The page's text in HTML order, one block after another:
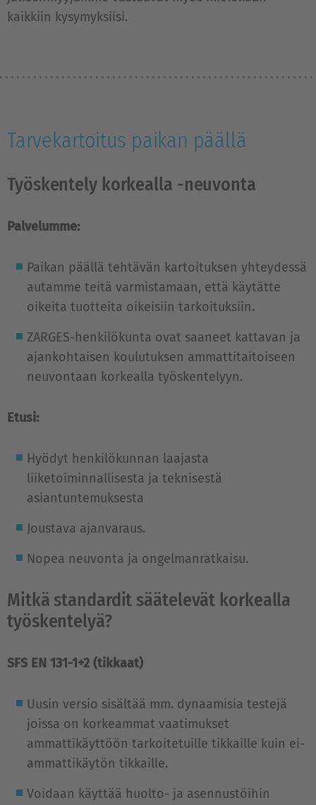
kaikkiin kysymyksiisi.
Tarvekartoitus paikan päällä
Työskentely korkealla -neuvonta
Palvelumme:
Paikan päällä tehtävän kartoituksen yhteydessä
autamme teitä varmistamaan, että käytätte
oikeita tuotteita oikeisiin tarkoituksiin.
ZARGES-henkilökunta ovat saaneet kattavan ja
ajankohtaisen koulutuksen ammattitaitoiseen
neuvontaan korkealla työskentelyyn.
Etusi:
Hyödyt henkilökunnan laajasta
liiketoiminnallisesta ja teknisestä
asiantuntemuksesta
Joustava ajanvaraus.
Nopea neuvonta ja ongelmanratkaisu.
Mitkä standardit säätelevät korkealla
työskentelyä?
SFS EN 131-1+2 (tikkaat)
Uusin versio sisältää mm. dynaamisia testejä
joissa on korkeammat vaatimukset
ammattikäyttöön tarkoitetuille tikkaille kuin ei-
ammattikäytön tikkaille.
Voidaan käyttää huolto- ja asennustöihin